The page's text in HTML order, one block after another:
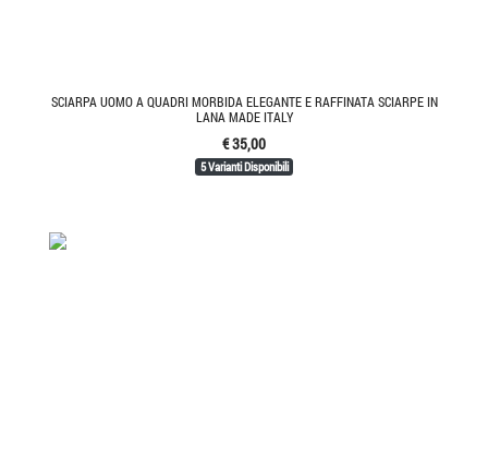
SCIARPA UOMO A QUADRI MORBIDA ELEGANTE E RAFFINATA SCIARPE IN
LANA MADE ITALY
€ 35,00
5 Varianti Disponibili